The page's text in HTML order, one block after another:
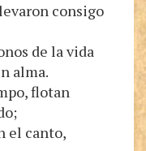
consigo
de la vida
alma.
flotan
el canto,